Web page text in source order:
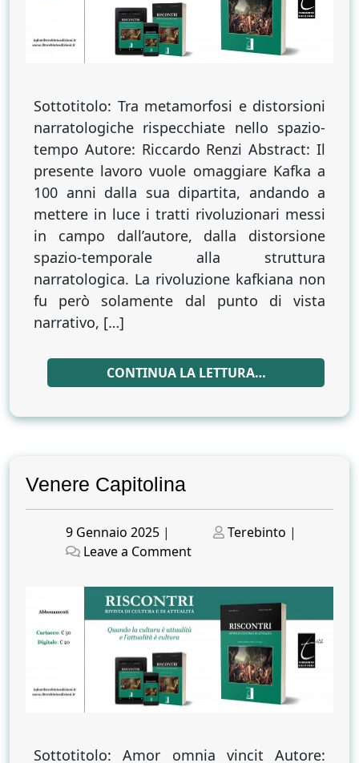
Kafka
Sottotitolo: Tra metamorfosi e distorsioni
narratologiche rispecchiate nello spazio-
tempo Autore: Riccardo Renzi Abstract: Il
presente lavoro vuole omaggiare Kafka a
100 anni dalla sua dipartita, andando a
mettere in luce i tratti rivoluzionari messi
in campo dall’autore, dalla distorsione
spazio-temporale alla struttura
narratologica. La rivoluzione kafkiana non
fu però solamente dal punto di vista
narrativo, […]
CONTINUA LA LETTURA…
Venere Capitolina
Posted
on
9 Gennaio 2025 |
Posted
Terebinto |
Leave a Commenton
Capitolina
Sottotitolo: Amor omnia vincit Autore: